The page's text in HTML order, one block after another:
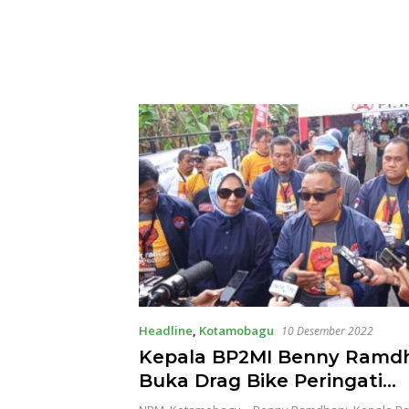
Headline, Kotamobagu 10 Desember 2022
Kepala BP2MI Benny
Buka Drag Bike Peringati